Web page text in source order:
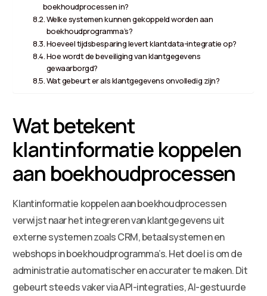
boekhoudprocessen in?
Welke systemen kunnen gekoppeld worden aan
boekhoudprogramma’s?
Hoeveel tijdsbesparing levert klantdata-integratie op?
Hoe wordt de beveiliging van klantgegevens
gewaarborgd?
Wat gebeurt er als klantgegevens onvolledig zijn?
Wat betekent
klantinformatie koppelen
aan boekhoudprocessen
Klantinformatie koppelen aan boekhoudprocessen
verwijst naar het integreren van klantgegevens uit
externe systemen zoals CRM, betaalsystemen en
webshops in boekhoudprogramma’s. Het doel is om de
administratie automatischer en accurater te maken. Dit
gebeurt steeds vaker via API-integraties, AI-gestuurde